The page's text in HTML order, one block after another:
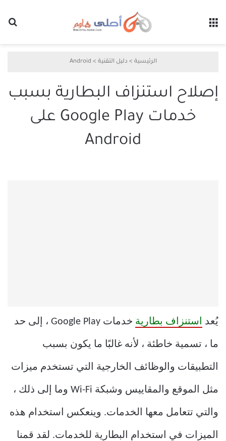
الرئيسية > دليل التقنية >
Android
إصلاح استنزاف البطارية بسبب
خدمات Google Play على
Android
يُعد استنزاف بطارية خدمات Google Play ، إلى حد
ما ، تسمية خاطئة ، لأنه غالبًا ما يكون بسبب
التطبيقات والوظائف الخارجية التي تستخدم ميزات
مثل الموقع والمقاييس وشبكة Wi-Fi وما إلى ذلك ،
والتي تتعامل معها الخدمات. وينعكس استخدام هذه
الميزات في استخدام البطارية للخدمات. لقد قمنا